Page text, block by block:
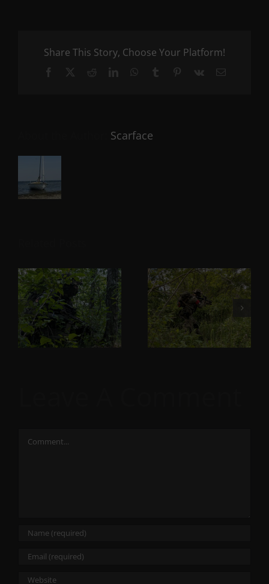
Share This Story, Choose Your Platform!
Facebook RedditLinkedInWhatsApp
Tumblr Pinterest
Vk Email
Scarface
Comment